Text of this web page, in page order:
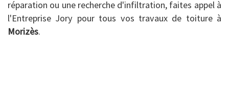
réparation ou une recherche d'infiltration, faites appel à
l'Entreprise Jory pour tous vos travaux de toiture à
Morizès.